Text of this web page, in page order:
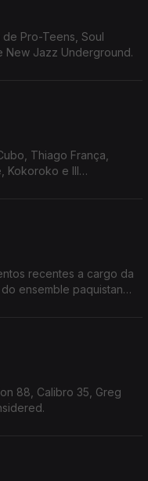
de Pro-Teens, Soul
New Jazz Underground.
Thiago França,
Kokoroko e Ill
recentes a cargo da
ensemble paquistanês
88, Calibro 35, Greg